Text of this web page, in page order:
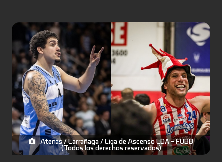
Atenas / Larrañaga / Liga de Ascenso LDA - FUBB
(Todos los derechos reservados)